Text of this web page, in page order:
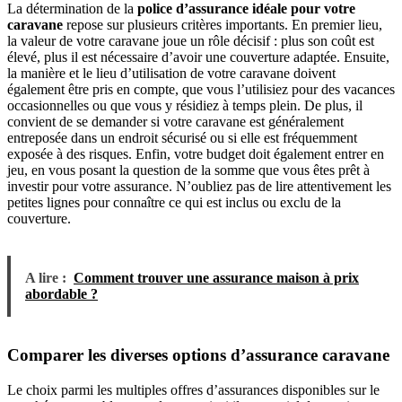
La détermination de la police d’assurance idéale pour votre
caravane repose sur plusieurs critères importants. En premier lieu,
la valeur de votre caravane joue un rôle décisif : plus son coût est
élevé, plus il est nécessaire d’avoir une couverture adaptée. Ensuite,
la manière et le lieu d’utilisation de votre caravane doivent
également être pris en compte, que vous l’utilisiez pour des vacances
occasionnelles ou que vous y résidiez à temps plein. De plus, il
convient de se demander si votre caravane est généralement
entreposée dans un endroit sécurisé ou si elle est fréquemment
exposée à des risques. Enfin, votre budget doit également entrer en
jeu, en vous posant la question de la somme que vous êtes prêt à
investir pour votre assurance. N’oubliez pas de lire attentivement les
petites lignes pour connaître ce qui est inclus ou exclu de la
couverture.
A lire : Comment trouver une assurance maison à prix
abordable ?
Comparer les diverses options d’assurance caravane
Le choix parmi les multiples offres d’assurances disponibles sur le